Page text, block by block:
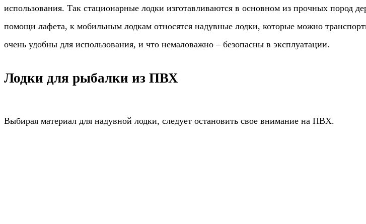
использования. Так стационарные лодки изготавливаются в основном из прочных пород
помощи лафета, к мобильным лодкам относятся надувные лодки, которые можно
очень удобны для использования, и что немаловажно – безопасны в эксплуатации.
Лодки для рыбалки из ПВХ
Выбирая материал для надувной лодки, следует остановить свое внимание на ПВХ.